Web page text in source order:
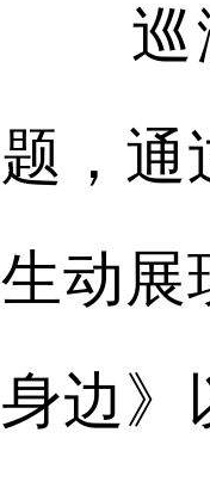
巡演
题，通
生动展
身边》